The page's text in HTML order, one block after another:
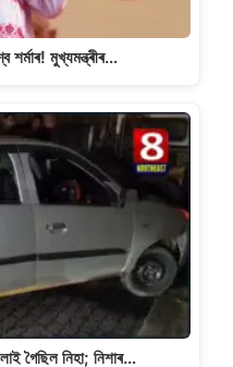
শৰ্মাৰ! মুখ্যমন্ত্ৰীৰ…
গৈছিল নিহা; নিশাৰ…